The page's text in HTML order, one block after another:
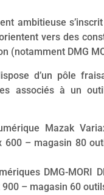
ambitieuse
vers des
(notamment DMG
d’un pôle
associés à un
Mazak
600 – magasin 80
DMG-MORI
– magasin 60